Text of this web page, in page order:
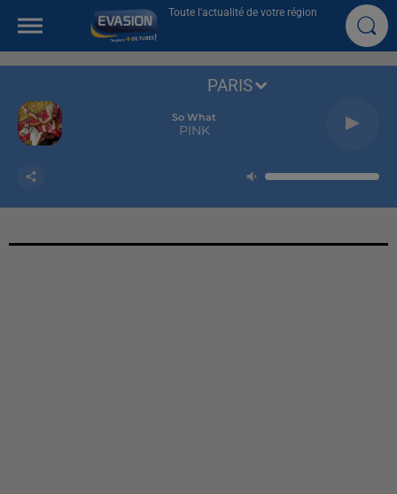
Toute l'actualité de votre région
So What
PINK
PARIS